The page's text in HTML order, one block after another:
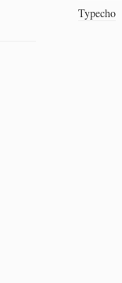
Typecho